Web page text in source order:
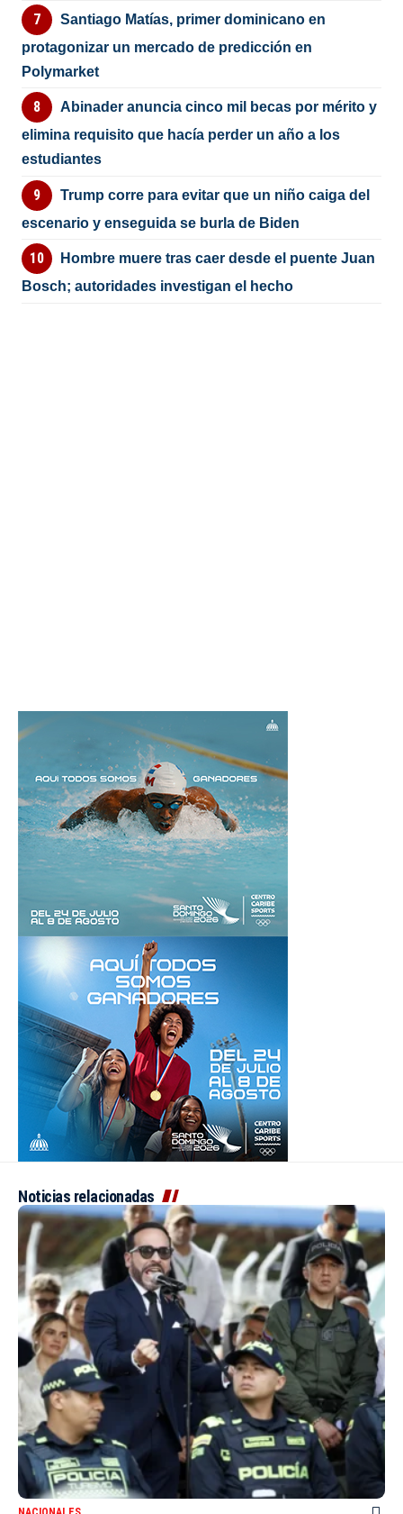
Santiago Matías, primer dominicano en
protagonizar un mercado de predicción en
Polymarket
Abinader anuncia cinco mil becas por mérito y
elimina requisito que hacía perder un año a los
estudiantes
Trump corre para evitar que un niño caiga del
escenario y enseguida se burla de Biden
Hombre muere tras caer desde el puente Juan
Bosch; autoridades investigan el hecho
Noticias relacionadas